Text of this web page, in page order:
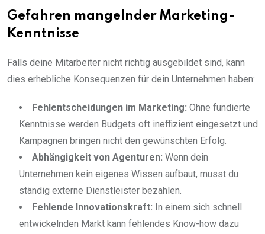
Gefahren mangelnder Marketing-
Kenntnisse
Falls deine Mitarbeiter nicht richtig ausgebildet sind, kann
dies erhebliche Konsequenzen für dein Unternehmen haben:
Fehlentscheidungen im Marketing: Ohne fundierte
Kenntnisse werden Budgets oft ineffizient eingesetzt und
Kampagnen bringen nicht den gewünschten Erfolg.
Abhängigkeit von Agenturen: Wenn dein
Unternehmen kein eigenes Wissen aufbaut, musst du
ständig externe Dienstleister bezahlen.
Fehlende Innovationskraft: In einem sich schnell
entwickelnden Markt kann fehlendes Know-how dazu